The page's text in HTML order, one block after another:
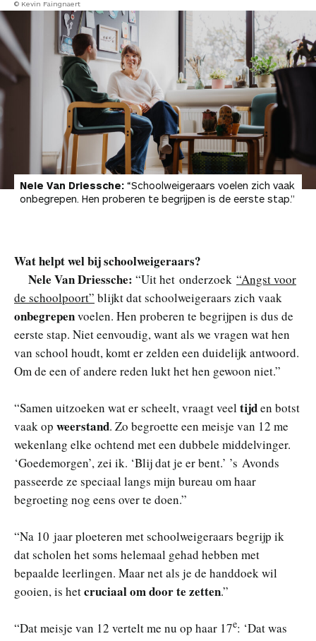
© Kevin Faingnaert
Nele Van Driessche: “Schoolweigeraars voelen zich vaak
onbegrepen. Hen proberen te begrijpen is de eerste stap.”
Wat helpt wel bij schoolweigeraars?
Nele Van Driessche: “Uit het onderzoek “Angst voor
de schoolpoort” blijkt dat schoolweigeraars zich vaak
onbegrepenvoelen. Hen proberen te begrijpen is dus de
eerste stap. Niet eenvoudig, want als we vragen wat hen
van school houdt, komt er zelden een duidelijk antwoord.
Om de een of andere reden lukt het hen gewoon niet.”
“Samen uitzoeken wat er scheelt, vraagt veel tijden botst
vaak op weerstand. Zo begroette een meisje van 12 me
wekenlang elke ochtend met een dubbele middelvinger.
‘Goedemorgen’, zei ik. ‘Blij dat je er bent.’ ’s Avonds
passeerde ze speciaal langs mijn bureau om haar
begroeting nog eens over te doen.”
“Na 10 jaar ploeteren met schoolweigeraars begrijp ik
dat scholen het soms helemaal gehad hebben met
bepaalde leerlingen. Maar net als je de handdoek wil
gooien, is hetcruciaal om door te zetten.”
“Dat meisje van 12 vertelt me nu op haar 17e: ‘Dat was